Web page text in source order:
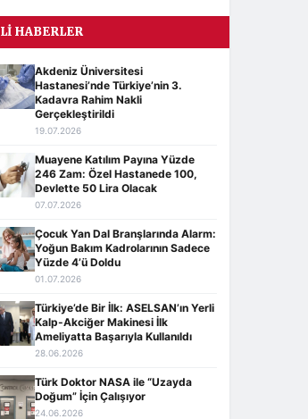
HABERLER
Akdeniz Üniversitesi
Hastanesi’nde Türkiye’nin 3.
Kadavra Rahim Nakli
Gerçekleştirildi
19.07.2026
Muayene Katılım Payına Yüzde
246 Zam: Özel Hastanede 100,
Devlette 50 Lira Olacak
07.07.2026
Çocuk Yan Dal Branşlarında Alarm:
Yoğun Bakım Kadrolarının Sadece
Yüzde 4’ü Doldu
01.07.2026
Türkiye’de Bir İlk: ASELSAN’ın Yerli
Kalp-Akciğer Makinesi İlk
Ameliyatta Başarıyla Kullanıldı
28.06.2026
Türk Doktor NASA ile “Uzayda
Doğum” İçin Çalışıyor
24.06.2026